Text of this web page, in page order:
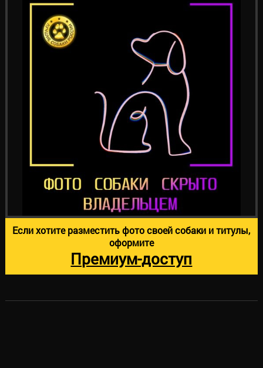
Если хотите разместить фото своей собаки и титулы,
оформите
Премиум-доступ